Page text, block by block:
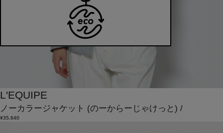
L'EQUIPE
ノーカラージャケット (のーからーじゃけっと) /
¥35,640